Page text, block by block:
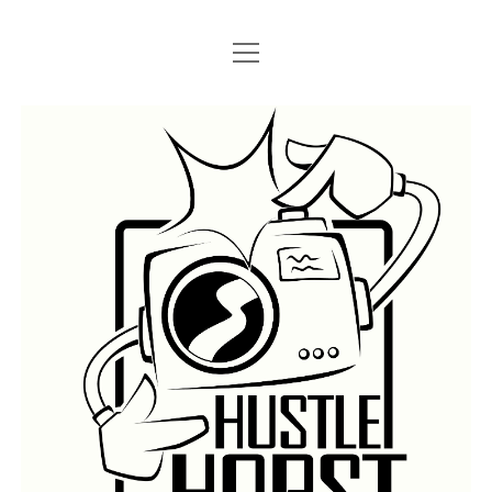
STARTSEITE
BERLIN GRAFFITI
Menü
öffnen
BERLIN BOMBINGS
BERLIN SUBWAY
BERLIN S-BAHN
TRAINS
LEGAL WALLS
HOTTER FRAGT…
ROSTOCK
REGIO
GÜTER
ATHENS GRAFFITI Menü
öffnen
ATHENS TRAINS
Menü
öffnen
Hustlehorst